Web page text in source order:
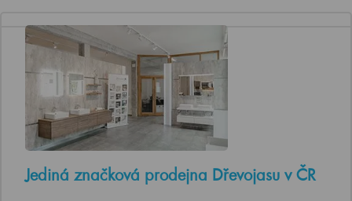
Jediná značková prodejna Dřevojasu v ČR